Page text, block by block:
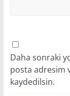
Daha sonraki
posta adresim
kaydedilsin.